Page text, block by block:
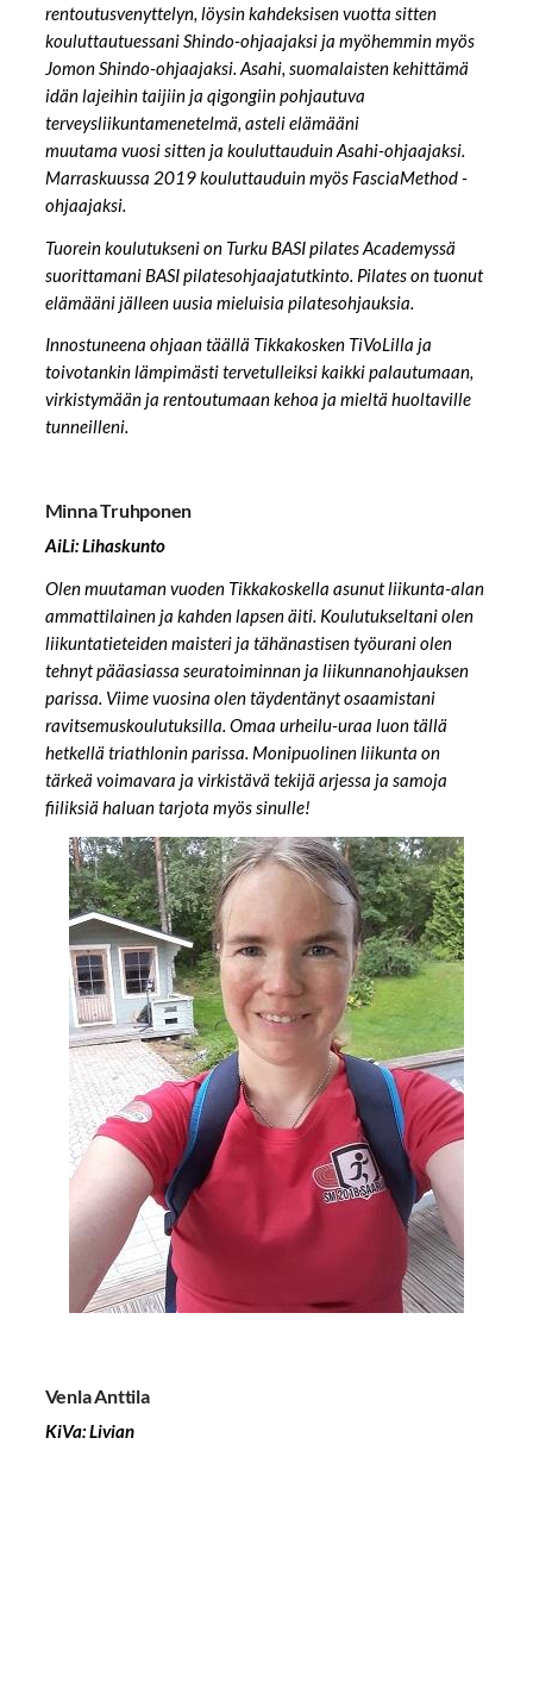
rentoutusvenyttelyn, löysin kahdeksisen vuotta sitten
kouluttautuessani Shindo-ohjaajaksi ja myöhemmin myös
Jomon Shindo-ohjaajaksi. Asahi, suomalaisten kehittämä
idän lajeihin taijiin ja qigongiin pohjautuva
terveysliikuntamenetelmä, asteli elämääni
muutama vuosi sitten ja kouluttauduin Asahi-ohjaajaksi.
Marraskuussa 2019 kouluttauduin myös FasciaMethod -
ohjaajaksi.
Tuorein koulutukseni on Turku BASI pilates Academyssä
suorittamani BASI pilatesohjaajatutkinto. Pilates on tuonut
elämääni jälleen uusia mieluisia pilatesohjauksia.
Innostuneena ohjaan täällä Tikkakosken TiVoLilla ja
toivotankin lämpimästi tervetulleiksi kaikki palautumaan,
virkistymään ja rentoutumaan kehoa ja mieltä huoltaville
tunneilleni.
Minna Truhponen
AiLi: Lihaskunto
Olen muutaman vuoden Tikkakoskella asunut liikunta-alan
ammattilainen ja kahden lapsen äiti. Koulutukseltani olen
liikuntatieteiden maisteri ja tähänastisen työurani olen
tehnyt pääasiassa seuratoiminnan ja liikunnanohjauksen
parissa. Viime vuosina olen täydentänyt osaamistani
ravitsemuskoulutuksilla. Omaa urheilu-uraa luon tällä
hetkellä triathlonin parissa. Monipuolinen liikunta on
tärkeä voimavara ja virkistävä tekijä arjessa ja samoja
fiiliksiä haluan tarjota myös sinulle!
Venla Anttila
KiVa: Livian